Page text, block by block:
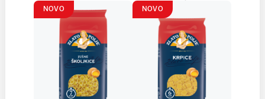
NOVO NOVO